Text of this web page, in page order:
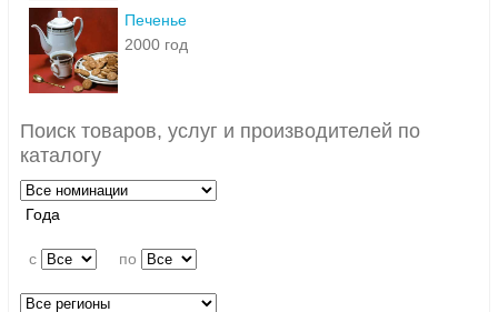
Печенье
2000 год
Поиск товаров, услуг и производителей по
каталогу
Года
c по